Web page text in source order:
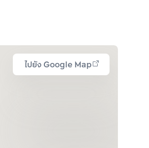
ไปยัง Google Map